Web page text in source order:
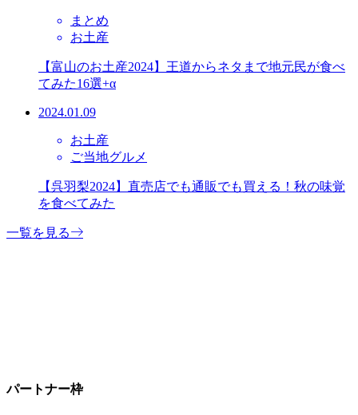
まとめ
お土産
【富山のお土産2024】王道からネタまで地元民が食べ
てみた16選+α
2024.01.09
お土産
ご当地グルメ
【呉羽梨2024】直売店でも通販でも買える！秋の味覚
を食べてみた
一覧を見る
パートナー枠